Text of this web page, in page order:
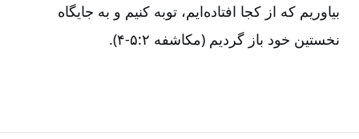
بیاوریم که از کجا افتاده‌ایم‌، توبه کنیم و به جایگاه
نخستین خود باز گردیم (مکاشفه ۲:‏۴-۵).